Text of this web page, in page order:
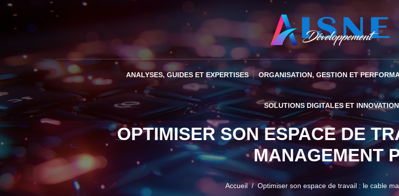
ANALYSES, GUIDES ET EXPERTISES ORGANISATION, GESTION ET
SOLUTIONS DIGITALES ET
OPTIMISER SON ESPACE DE
MANAGEMENT
Accueil Optimiser son espace de travail : le cable